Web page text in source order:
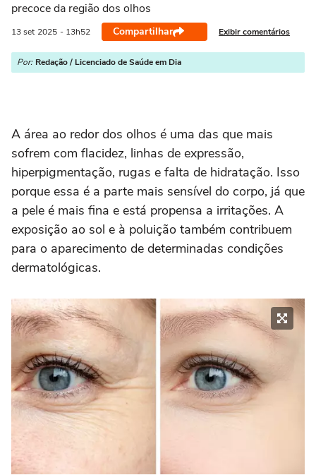
precoce da região dos olhos
13 set 2025 - 13h52 Compartilhar Exibir comentários
Por: Redação / Licenciado de Saúde em Dia
A área ao redor dos olhos é uma das que mais
sofrem com flacidez, linhas de expressão,
hiperpigmentação, rugas e falta de hidratação. Isso
porque essa é a parte mais sensível do corpo, já que
a pele é mais fina e está propensa a irritações. A
exposição ao sol e à poluição também contribuem
para o aparecimento de determinadas condições
dermatológicas.